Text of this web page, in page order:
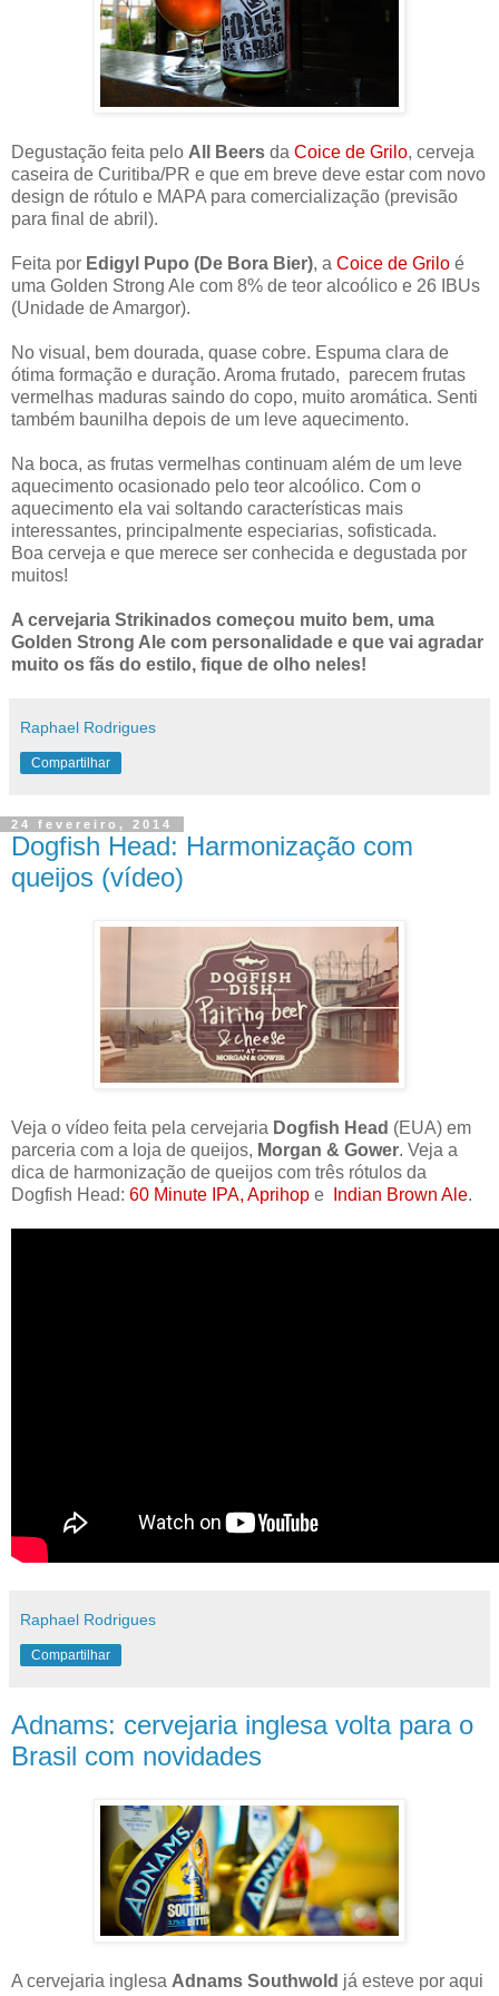
Degustação feita pelo All Beers da Coice de Grilo, cerveja
caseira de Curitiba/PR e que em breve deve estar com novo
design de rótulo e MAPA para comercialização (previsão
para final de abril).
Feita por Edigyl Pupo (De Bora Bier), a Coice de Grilo é
uma Golden Strong Ale com 8% de teor alcoólico e 26 IBUs
(Unidade de Amargor).
No visual, bem dourada, quase cobre. Espuma clara de
ótima formação e duração. Aroma frutado, parecem frutas
vermelhas maduras saindo do copo, muito aromática. Senti
também baunilha depois de um leve aquecimento.
Na boca, as frutas vermelhas continuam além de um leve
aquecimento ocasionado pelo teor alcoólico. Com o
aquecimento ela vai soltando características mais
interessantes, principalmente especiarias, sofisticada.
Boa cerveja e que merece ser conhecida e degustada por
muitos!
A cervejaria Strikinados começou muito bem, uma
Golden Strong Ale com personalidade e que vai agradar
muito os fãs do estilo, fique de olho neles!
Raphael Rodrigues
Compartilhar
24 fevereiro, 2014
Dogfish Head: Harmonização com
queijos (vídeo)
Veja o vídeo feita pela cervejaria Dogfish Head (EUA) em
parceria com a loja de queijos, Morgan & Gower. Veja a
dica de harmonização de queijos com três rótulos da
Dogfish Head: 60 Minute IPA, Aprihop e Indian Brown Ale.
Raphael Rodrigues
Compartilhar
Adnams: cervejaria inglesa volta para o
Brasil com novidades
A cervejaria inglesa Adnams Southwold já esteve por aqui